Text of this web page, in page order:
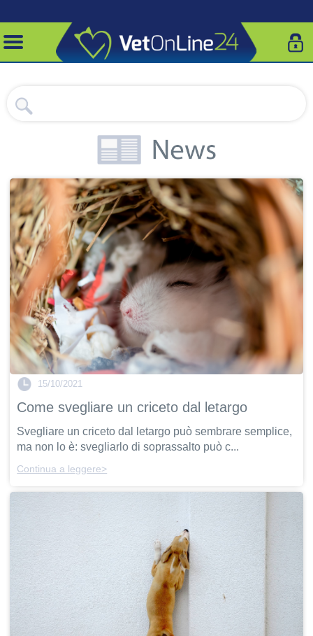
15/10/2021
Come svegliare un criceto dal letargo
Svegliare un criceto dal letargo può sembrare semplice,
ma non lo è: svegliarlo di soprassalto può c...
Continua a leggere>